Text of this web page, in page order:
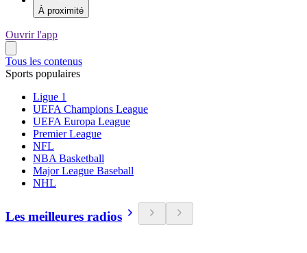
À proximité
Ouvrir l'app
Tous les contenus
Sports populaires
Ligue 1
UEFA Champions League
UEFA Europa League
Premier League
NFL
NBA Basketball
Major League Baseball
NHL
Les meilleures radios